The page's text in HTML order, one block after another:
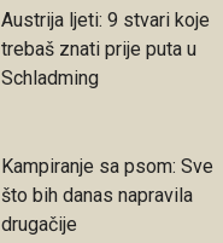
Austrija ljeti: 9 stvari koje
trebaš znati prije puta u
Schladming
Kampiranje sa psom: Sve
što bih danas napravila
drugačije